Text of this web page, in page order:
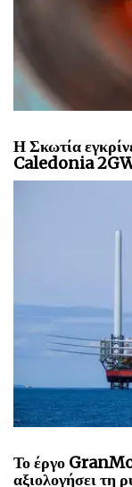
Η OneSubsea
ενίσχυση της
Η Σκωτία
Caledonia